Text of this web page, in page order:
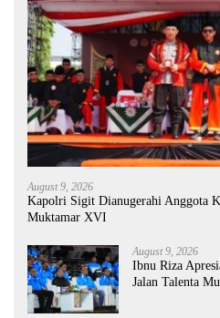
August 9, 2026
Kapolri Sigit Dianugerahi Anggota
Muktamar XVI
August 9, 2026
Ibnu Riza
Jalan Talenta